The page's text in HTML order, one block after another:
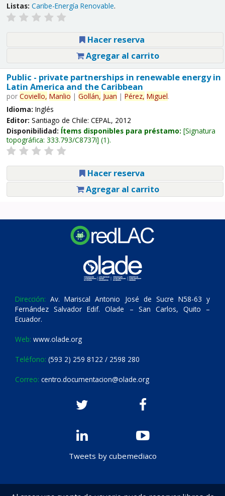
Listas: Caribe-Energía Renovable.
Hacer reserva
Agregar al carrito
Public - private partnerships in renewable energy in
Latin America and the Caribbean
por Coviello, Manlio | Gollán, Juan | Pérez, Miguel.
Idioma: Inglés
Editor: Santiago de Chile: CEPAL, 2012
Disponibilidad: Ítems disponibles para préstamo: Signatura
topográfica: 333.793/C8737i (1).
Hacer reserva
Agregar al carrito
Dirección: Av. Mariscal Antonio José de Sucre N58-63 y
Fernández Salvador Edif. Olade – San Carlos, Quito –
Ecuador.
Web: www.olade.org
Teléfono: (593 2) 259 8122 / 2598 280
Correo: centro.documentacion@olade.org
Tweets by cubemediaco